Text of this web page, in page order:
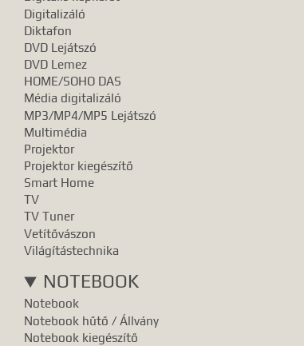
Digitalizáló
Diktafon
DVD Lejátszó
DVD Lemez
HOME/SOHO DAS
Média digitalizáló
MP3/MP4/MP5 Lejátszó
Multimédia
Projektor
Projektor kiegészítő
Smart Home
TV
TV Tuner
Vetítővászon
Világítástechnika
NOTEBOOK
Notebook
Notebook hűtő / Állvány
Notebook kiegészítő